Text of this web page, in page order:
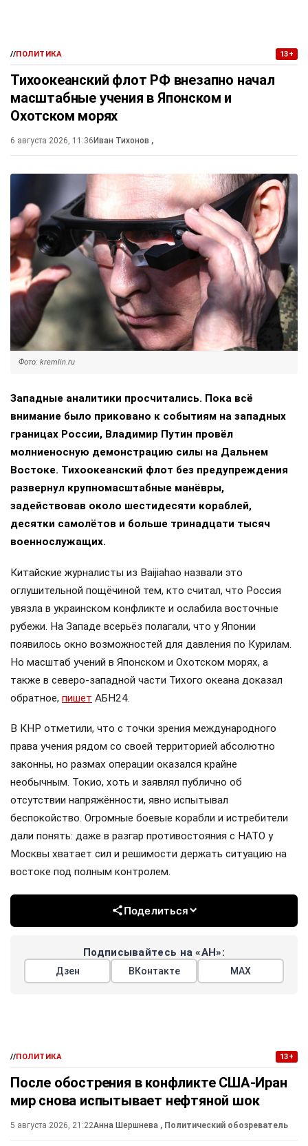
//ПОЛИТИКА 13+
Тихоокеанский флот РФ внезапно начал
масштабные учения в Японском и
Охотском морях
6 августа 2026, 11:36Иван Тихонов ,
Фото: kremlin.ru
Западные аналитики просчитались. Пока всё
внимание было приковано к событиям на западных
границах России, Владимир Путин провёл
молниеносную демонстрацию силы на Дальнем
Востоке. Тихоокеанский флот без предупреждения
развернул крупномасштабные манёвры,
задействовав около шестидесяти кораблей,
десятки самолётов и больше тринадцати тысяч
военнослужащих.
Китайские журналисты из Baijiahao назвали это
оглушительной пощёчиной тем, кто считал, что Россия
увязла в украинском конфликте и ослабила восточные
рубежи. На Западе всерьёз полагали, что у Японии
появилось окно возможностей для давления по Курилам.
Но масштаб учений в Японском и Охотском морях, а
также в северо-западной части Тихого океана доказал
обратное, пишет АБН24.
В КНР отметили, что с точки зрения международного
права учения рядом со своей территорией абсолютно
законны, но размах операции оказался крайне
необычным. Токио, хоть и заявлял публично об
отсутствии напряжённости, явно испытывал
беспокойство. Огромные боевые корабли и истребители
дали понять: даже в разгар противостояния с НАТО у
Москвы хватает сил и решимости держать ситуацию на
востоке под полным контролем.
Поделиться
Подписывайтесь на «АН»:
Дзен ВКонтакте МАХ
//ПОЛИТИКА 13+
После обострения в конфликте США-Иран
мир снова испытывает нефтяной шок
5 августа 2026, 21:22Анна Шершнева , Политический обозреватель